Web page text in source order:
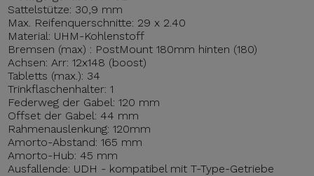
Sattelstütze: 30,9 mm
Max. Reifenquerschnitte: 29 x 2.40
Material: UHM-Kohlenstoff
Bremsen (max) : PostMount 180mm hinten (180)
Achsen: Arr: 12x148 (boost)
Tabletts (max.): 34
Trinkflaschenhalter: 1
Federweg der Gabel: 120 mm
Offset der Gabel: 44 mm
Rahmenauslenkung: 120mm
Amorto-Abstand: 165 mm
Amorto-Hub: 45 mm
Ausfallende: UDH - kompatibel mit T-Type-Getriebe